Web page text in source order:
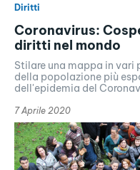
Diritti
Coronavirus:
diritti nel mondo
Stilare una mappa in vari
della popolazione più
dell'epidemia del
7 Aprile 2020